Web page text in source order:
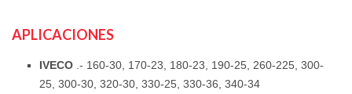
APLICACIONES
IVECO .- 160-30, 170-23, 180-23, 190-25, 260-225, 300-
25, 300-30, 320-30, 330-25, 330-36, 340-34